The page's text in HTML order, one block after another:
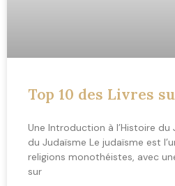
Top 10 des Livres
Une Introduction à l’Histoire du
du Judaïsme Le judaïsme est
religions monothéistes, avec
sur